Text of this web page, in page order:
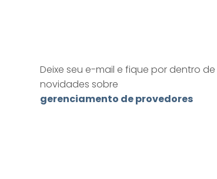
Deixe seu e-mail e fique por dentro
novidades sobre
gerenciamento de provedores